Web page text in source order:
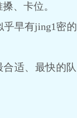
、卡位。
早有jing1密的
适、最快的队